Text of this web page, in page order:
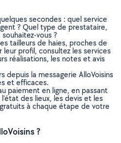
secondes : quel service
? Quel type de prestataire,
vous ?
tailleurs de haies, proches de
leur profil, consultez les services
réalisations, les notes et avis
depuis la messagerie AlloVoisins
et efficaces.
paiement en ligne, en passant
des lieux, les devis et les
à chaque étape de votre
?